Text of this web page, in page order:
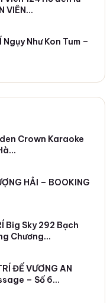
VIÊN…
Như Kon Tum –
Crown Karaoke
HẢI – BOOKING
Big Sky 292 Bạch
Chương…
ĐẾ VƯƠNG AN
– Số 6…